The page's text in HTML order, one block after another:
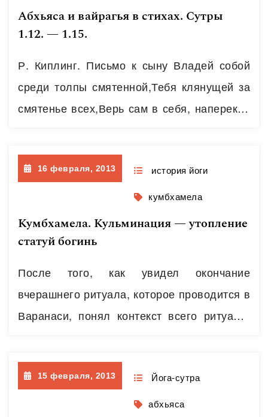
друга ветви на дереве духовных практик.
Однако, я бы сказал, что у Патанджали не
тотального проживания состояний,…
далее
Абхьяса и вайрагья в стихах. Сутры
1.12. — 1.15.
Р. Киплинг. Письмо к сыну Владей собой
среди толпы смятенной,Тебя клянущей за
смятенье всех,Верь сам в себя, наперекор
грех;Пусть час не пробил – жди, не
уставая,Пусть лгут лжецы – не снисходи
до них;Умей прощать и не кажись,
прощая,Великодушней и мудрей других.
Умей мечтать, не став рабом мечтания,И
16 февраля, 2013 история йоги
кумбхамела
Кумбхамела. Кульминация — утопление
статуй богинь
После того, как увидел окончание
вчерашнего ритуала, которое проводится в
Варанаси, понял контекст всего ритуала,
доарийского. Сегодня топили богато
украшенные статуи Богинь после того, как
они простояли на украшенных постаментах
15 февраля, 2013 Йога-сутра
абхьяса